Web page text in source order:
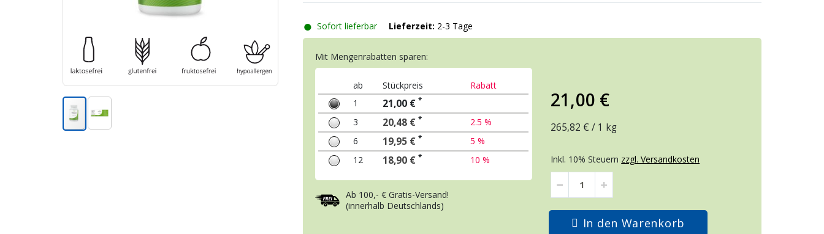
●Sofort lieferbar Lieferzeit: 2-3 Tage
Mit Mengenrabatten sparen:
ab Stückpreis
Rabatt
1
21,00 €*
3 20,48 € *
2.5 %
6
19,95 € *
5 %
12
18,90 € * 10 %
Ab 100,- € Gratis-Versand!
(innerhalb Deutschlands)
21,00 €
265,82 € / 1 kg
Inkl. 10% Steuern zzgl. Versandkosten
In den Warenkorb